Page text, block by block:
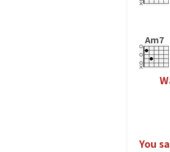
Am7
W
You sa